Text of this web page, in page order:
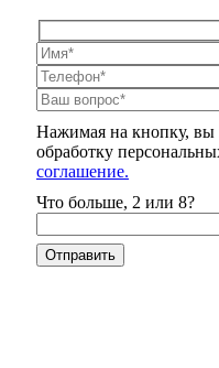
Нажимая на кнопку, вы
обработку
соглашение.
Что больше, 2 или 8?